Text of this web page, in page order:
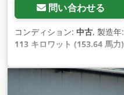
問い合わせる
コンディション: 中古, 製造年:
113 キロワット (153.64 馬力)